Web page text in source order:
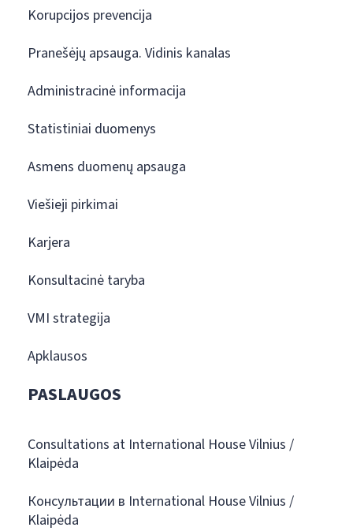
Korupcijos prevencija
Pranešėjų apsauga. Vidinis kanalas
Administracinė informacija
Statistiniai duomenys
Asmens duomenų apsauga
Viešieji pirkimai
Karjera
Konsultacinė taryba
VMI strategija
Apklausos
PASLAUGOS
Consultations at International House Vilnius /
Klaipėda
Консультации в International House Vilnius /
Klaipėda